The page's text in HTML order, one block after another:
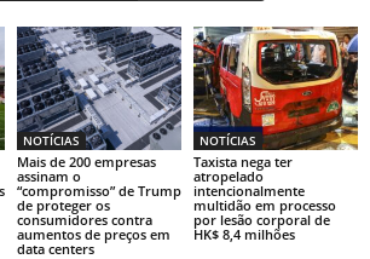
NOTÍCIAS
Mais de 200 empresas
assinam o
“compromisso” de Trump
de proteger os
consumidores contra
aumentos de preços em
data centers
NOTÍCIAS
Taxista nega ter
atropelado
intencionalmente
multidão em processo
por lesão corporal de
HK$ 8,4 milhões